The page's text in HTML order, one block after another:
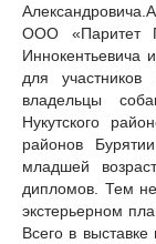
ООО «Паритет
Иннокентьевича
для
владельцы
Нукутского
районов
младшей
дипломов. Тем
экстерьерном
Всего в